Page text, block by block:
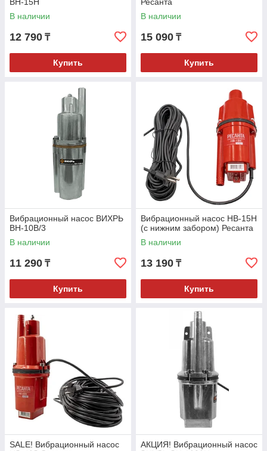
В наличии
12 790 ₸
Купить
В наличии
15 090 ₸
Купить
Вибрационный насос ВИХРЬ
ВН-10В/3
В наличии
11 290 ₸
Купить
Вибрационный насос НВ-15Н
(с нижним забором) Ресанта
В наличии
13 190 ₸
Купить
SALE! Вибрационный насос
АКЦИЯ! Вибрационный насос